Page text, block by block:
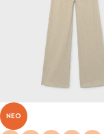
NEO